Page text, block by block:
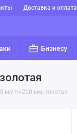
Доставка и оплата
Бизнесу
мм h=200 мм, золотая